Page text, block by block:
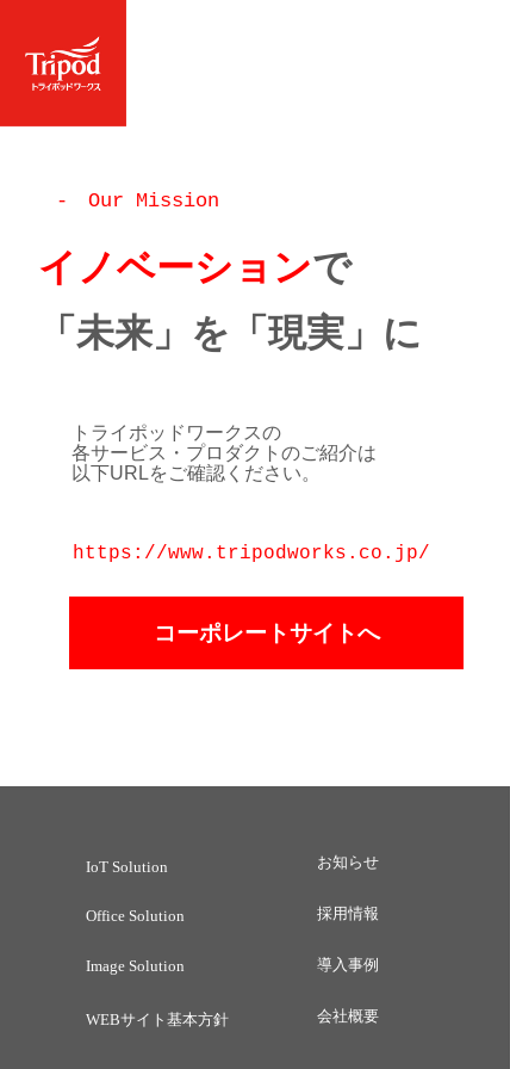
イノベーションで
「未来」を「現実」に
トライポッドワークスの
各サービス・プロダクトのご紹介は
以下URLをご確認ください。
https://www.tripodworks.co.jp/
- Our Mission
コーポレートサイトへ
IoT Solution
Office Solution
Image Solution
お知らせ
採用情報
導入事例
会社概要
WEBサイト基本方針